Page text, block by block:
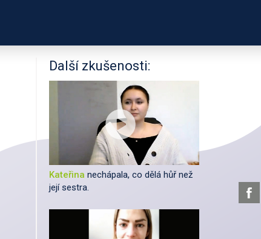
Další zkušenosti:
Kateřina nechápala, co dělá hůř než
její sestra.